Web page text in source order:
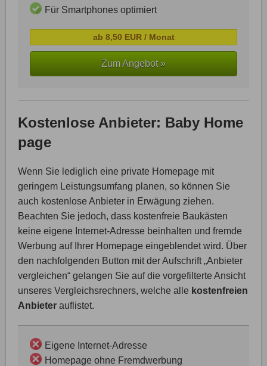
Für Smartphones optimiert
ab 8,50 EUR / Monat
Zum Angebot »
Kostenlose Anbieter: Baby Home
page
Wenn Sie lediglich eine private Homepage mit
geringem Leistungsumfang planen, so können Sie
auch kostenlose Anbieter in Erwägung ziehen.
Beachten Sie jedoch, dass kostenfreie Baukästen
keine eigene Internet-Adresse beinhalten und fremde
Werbung auf Ihrer Homepage eingeblendet wird. Über
den nachfolgenden Button mit der Aufschrift „Anbieter
vergleichen“ gelangen Sie auf die vorgefilterte Ansicht
unseres Vergleichsrechners, welche alle kostenfreien
Anbieter auflistet.
Eigene Internet-Adresse
Homepage ohne Fremdwerbung